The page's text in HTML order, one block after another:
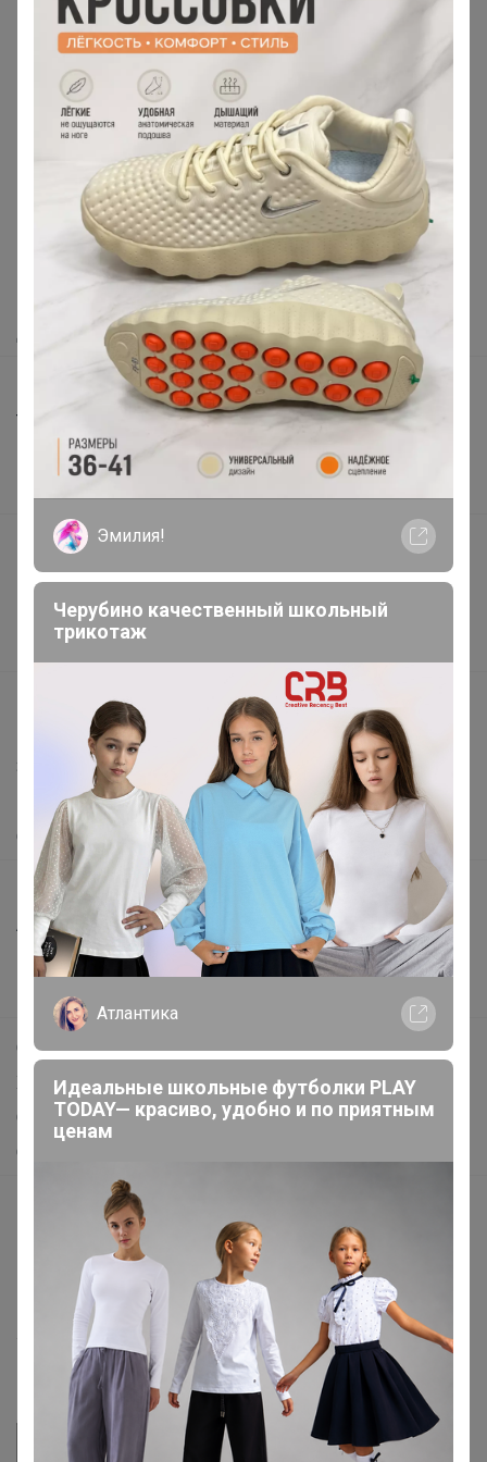
Как здесь все устроено?
Как сделать заказ?
Доставка
Торговые марки
Наша команда
Подарочные сертификаты
Реклама на сайте
Поставщикам
Вакансии
support@24-ok.ru
Написать в поддержку
Защита покупателя
Помощь
О нас
Все предложения
Анонсы
Новости
Поддержка альпак
Самое выгодное
Хиты продаж
Самое желанное
Самое быстрое
Начать зарабатывать с 24-ok
Picabox.ru - Лучшее место для ваших изображений
Розыгрыш - Генератор случайных чисел
Пульс нашего маркетплейса
Укорачиватель ссылок
Эмилия!
Черубино качественный школьный
трикотаж
Атлантика
Идеальные школьные футболки PLAY
TODAY— красиво, удобно и по приятным
ценам